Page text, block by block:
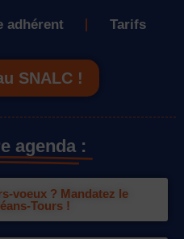
adhérent Tarifs
SNALC !
agenda :
voeux ? Mandatez le
Tours !